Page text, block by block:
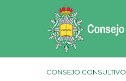
CONSEJO CONSULTIVO